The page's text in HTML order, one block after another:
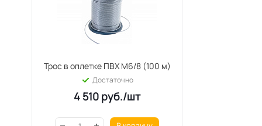
Трос в оплетке ПВХ М6/8 (100 м)
Достаточно
4 510 руб./шт